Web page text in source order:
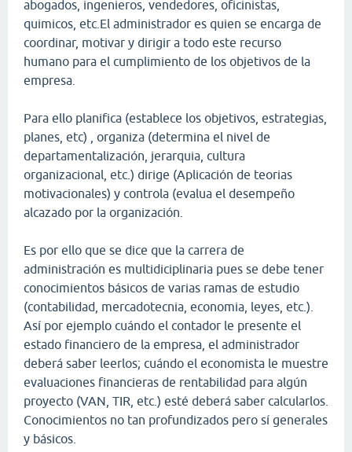
abogados, ingenieros, vendedores, oficinistas,
quimicos, etc.El administrador es quien se encarga de
coordinar, motivar y dirigir a todo este recurso
humano para el cumplimiento de los objetivos de la
empresa.
Para ello planifica (establece los objetivos, estrategias,
planes, etc) , organiza (determina el nivel de
departamentalización, jerarquia, cultura
organizacional, etc.) dirige (Aplicación de teorias
motivacionales) y controla (evalua el desempeño
alcazado por la organización.
Es por ello que se dice que la carrera de
administración es multidiciplinaria pues se debe tener
conocimientos básicos de varias ramas de estudio
(contabilidad, mercadotecnia, economia, leyes, etc.).
Así por ejemplo cuándo el contador le presente el
estado financiero de la empresa, el administrador
deberá saber leerlos; cuándo el economista le muestre
evaluaciones financieras de rentabilidad para algún
proyecto (VAN, TIR, etc.) esté deberá saber calcularlos.
Conocimientos no tan profundizados pero sí generales
y básicos.